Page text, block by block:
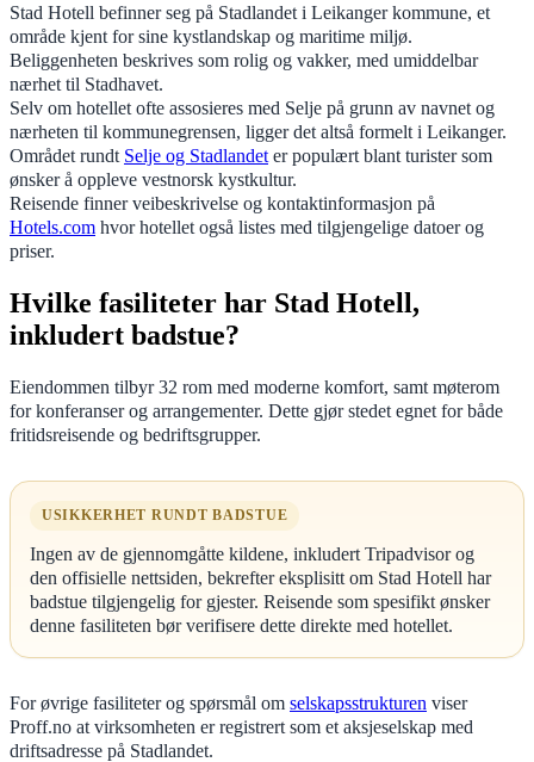
Stad Hotell befinner seg på Stadlandet i Leikanger kommune, et
område kjent for sine kystlandskap og maritime miljø.
Beliggenheten beskrives som rolig og vakker, med umiddelbar
nærhet til Stadhavet.
Selv om hotellet ofte assosieres med Selje på grunn av navnet og
nærheten til kommunegrensen, ligger det altså formelt i Leikanger.
Området rundt Selje og Stadlandeter populært blant turister som
ønsker å oppleve vestnorsk kystkultur.
Reisende finner veibeskrivelse og kontaktinformasjon på
Hotels.com hvor hotellet også listes med tilgjengelige datoer og
priser.
Hvilke fasiliteter har Stad Hotell,
inkludert badstue?
Eiendommen tilbyr 32 rom med moderne komfort, samt møterom
for konferanser og arrangementer. Dette gjør stedet egnet for både
fritidsreisende og bedriftsgrupper.
USIKKERHET RUNDT BADSTUE
Ingen av de gjennomgåtte kildene, inkludert Tripadvisor og
den offisielle nettsiden, bekrefter eksplisitt om Stad Hotell har
badstue tilgjengelig for gjester. Reisende som spesifikt ønsker
denne fasiliteten bør verifisere dette direkte med hotellet.
For øvrige fasiliteter og spørsmål om selskapsstrukturen viser
Proff.no at virksomheten er registrert som et aksjeselskap med
driftsadresse på Stadlandet.